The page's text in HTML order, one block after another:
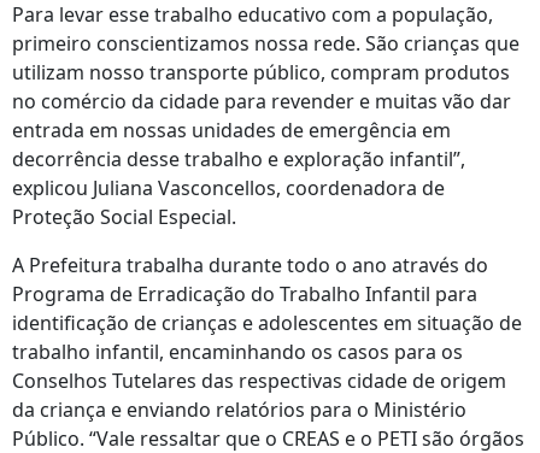
Para levar esse trabalho educativo com a população,
primeiro conscientizamos nossa rede. São crianças que
utilizam nosso transporte público, compram produtos
no comércio da cidade para revender e muitas vão dar
entrada em nossas unidades de emergência em
decorrência desse trabalho e exploração infantil”,
explicou Juliana Vasconcellos, coordenadora de
Proteção Social Especial.
A Prefeitura trabalha durante todo o ano através do
Programa de Erradicação do Trabalho Infantil para
identificação de crianças e adolescentes em situação de
trabalho infantil, encaminhando os casos para os
Conselhos Tutelares das respectivas cidade de origem
da criança e enviando relatórios para o Ministério
Público. “Vale ressaltar que o CREAS e o PETI são órgãos